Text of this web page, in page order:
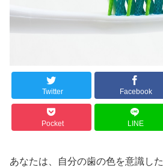
Twitter Facebook
Pocket LINE
あなたは、自分の歯の色を意識し